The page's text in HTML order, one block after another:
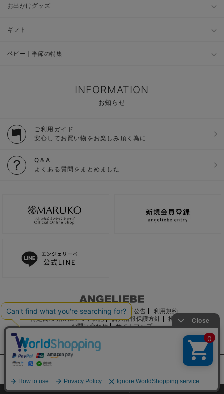
お出かけグッズ
ギフト
ベビー｜季節の特集
INFORMATION
お知らせ
ご利用ガイド
安心してお買い物をお楽しみ頂く為に
Q＆A
よくある質問をまとめました
ご利用ガイド 会社概要 電子公告
利用規約
特定商取引法に基づく表記
個人情報保護方針
推奨環境
お問い合わせ
サイトマップ
サイト内の文章、画像などの著作物はマルコ株式会社に属します。
©2022 MARUKO CO., LTD.